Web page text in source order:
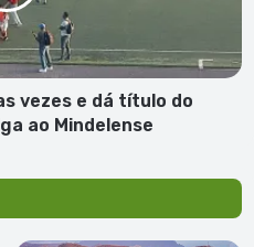
vezes e dá título do
ao Mindelense